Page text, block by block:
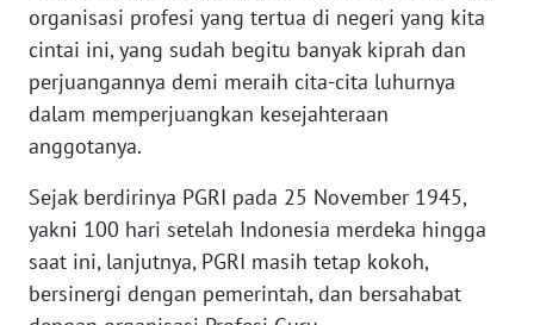
organisasi profesi yang tertua di negeri yang kita
cintai ini, yang sudah begitu banyak kiprah dan
perjuangannya demi meraih cita-cita luhurnya
dalam memperjuangkan kesejahteraan
anggotanya.
Sejak berdirinya PGRI pada 25 November 1945,
yakni 100 hari setelah Indonesia merdeka hingga
saat ini, lanjutnya, PGRI masih tetap kokoh,
bersinergi dengan pemerintah, dan bersahabat
KEPRI
WN
PAPUA
WN
PAPUA
BARAT
WN
RIAU